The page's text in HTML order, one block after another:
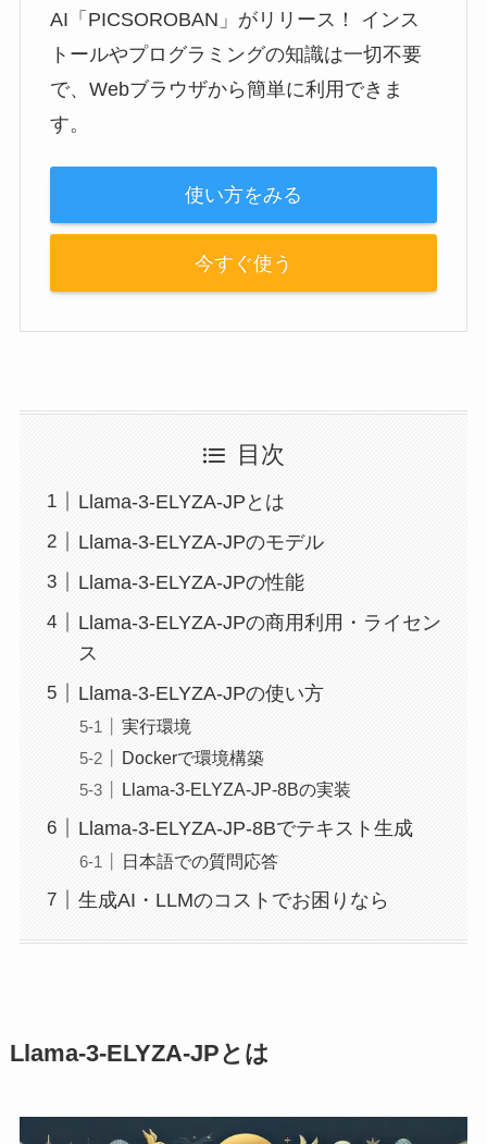
AI「PICSOROBAN」がリリース！ インス
トールやプログラミングの知識は一切不要
で、Webブラウザから簡単に利用できま
す。
使い方をみる
今すぐ使う
目次
Llama-3-ELYZA-JPとは
Llama-3-ELYZA-JPのモデル
Llama-3-ELYZA-JPの性能
Llama-3-ELYZA-JPの商用利用・ライセン
ス
Llama-3-ELYZA-JPの使い方
実行環境
Dockerで環境構築
Llama-3-ELYZA-JP-8Bの実装
Llama-3-ELYZA-JP-8Bでテキスト生成
日本語での質問応答
生成AI・LLMのコストでお困りなら
Llama-3-ELYZA-JPとは